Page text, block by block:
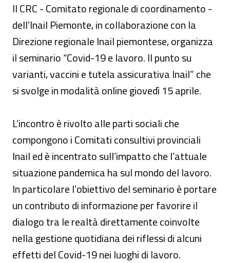
Il CRC - Comitato regionale di coordinamento -
dell’Inail Piemonte, in collaborazione con la
Direzione regionale Inail piemontese, organizza
il seminario “Covid-19 e lavoro. Il punto su
varianti, vaccini e tutela assicurativa Inail” che
si svolge in modalità online giovedì 15 aprile.
L’incontro è rivolto alle parti sociali che
compongono i Comitati consultivi provinciali
Inail ed è incentrato sull’impatto che l’attuale
situazione pandemica ha sul mondo del lavoro.
In particolare l’obiettivo del seminario è portare
un contributo di informazione per favorire il
dialogo tra le realtà direttamente coinvolte
nella gestione quotidiana dei riflessi di alcuni
effetti del Covid-19 nei luoghi di lavoro.